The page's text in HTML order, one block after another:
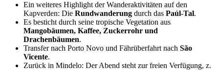
Ein weiteres Highlight der Wanderaktivitäten auf den
Kapverden: Die Rundwanderung durch das Paúl-Tal.
Es besticht durch seine tropische Vegetation aus
Mangobäumen, Kaffee, Zuckerrohr und
Drachenbäumen.
Transfer nach Porto Novo und Fährüberfahrt nach São
Vicente.
Zurück in Mindelo: Der Abend steht zur freien Verfügung, z.